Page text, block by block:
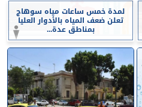
لمدة خمس ساعات مياه سوهاج
تعلن ضعف المياه بالأدوار العليا
بمناطق عدة...